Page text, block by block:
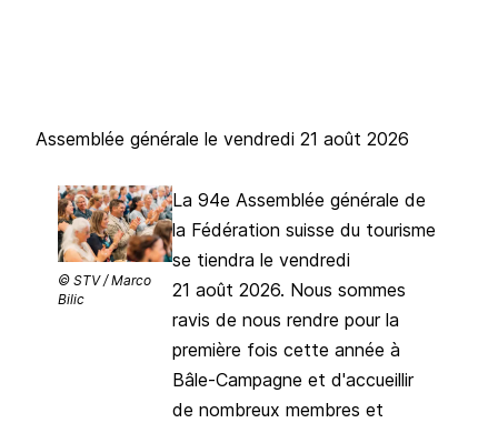
Assemblée générale le vendredi 21 août 2026
© STV / Marco
Bilic
La 94e Assemblée générale de
la Fédération suisse du tourisme
se tiendra le vendredi
21 août 2026. Nous sommes
ravis de nous rendre pour la
première fois cette année à
Bâle-Campagne et d'accueillir
de nombreux membres et